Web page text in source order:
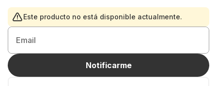
Este producto no está disponible actualmente.
Email
Notificarme